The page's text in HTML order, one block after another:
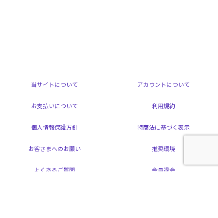
当サイトについて アカウントについて
お支払いについて 利用規約
個人情報保護方針 特商法に基づく表示
お客さまへのお願い 推奨環境
よくあるご質問 会員退会